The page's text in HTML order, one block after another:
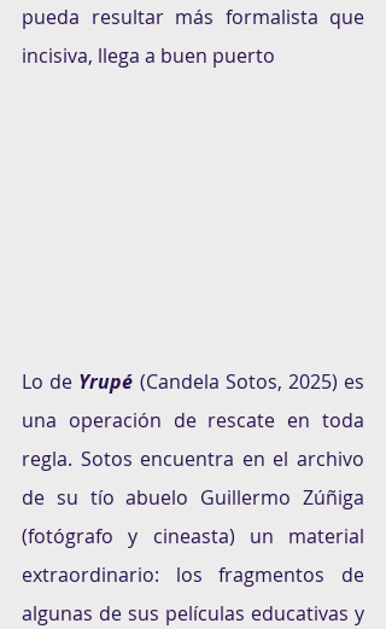
pueda resultar más formalista que
incisiva, llega a buen puerto
Lo de Yrupé (Candela Sotos, 2025) es
una operación de rescate en toda
regla. Sotos encuentra en el archivo
de su tío abuelo Guillermo Zúñiga
(fotógrafo y cineasta) un material
extraordinario: los fragmentos de
algunas de sus películas educativas y